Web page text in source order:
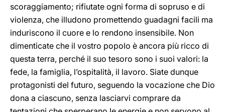
scoraggiamento; rifiutate ogni forma di sopruso e di
violenza, che illudono promettendo guadagni facili ma
induriscono il cuore e lo rendono insensibile. Non
dimenticate che il vostro popolo è ancora più ricco di
questa terra, perché il suo tesoro sono i suoi valori: la
fede, la famiglia, l’ospitalità, il lavoro. Siate dunque
protagonisti del futuro, seguendo la vocazione che Dio
dona a ciascuno, senza lasciarvi comprare da